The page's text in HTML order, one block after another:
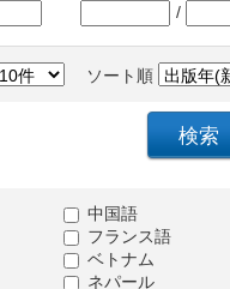
/
ソート順
中国語
フランス語
ベトナム
ネパール